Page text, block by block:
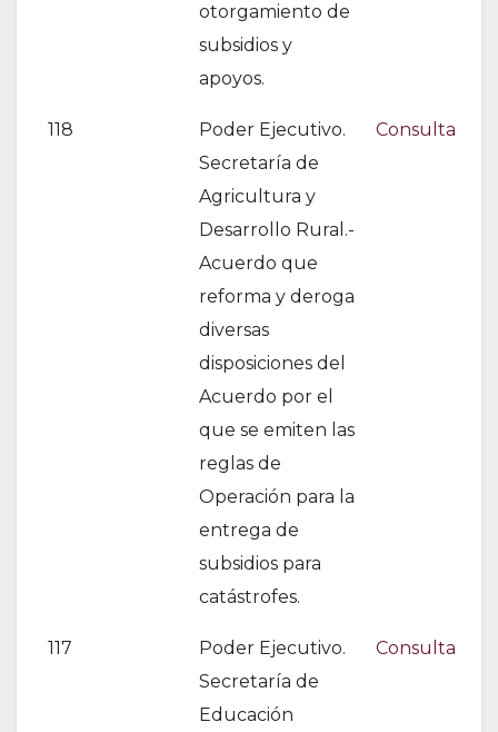
otorgamiento de
subsidios y
apoyos.
118
Poder Ejecutivo.
Secretaría de
Agricultura y
Desarrollo Rural.-
Acuerdo que
reforma y deroga
diversas
disposiciones del
Acuerdo por el
que se emiten las
reglas de
Operación para la
entrega de
subsidios para
catástrofes.
Consulta
117
Poder Ejecutivo.
Secretaría de
Educación
Consulta